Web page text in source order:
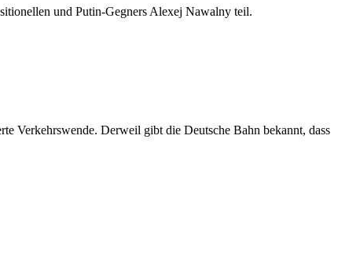
und Putin-Gegners Alexej Nawalny teil.
Verkehrswende. Derweil gibt die Deutsche Bahn bekannt, dass